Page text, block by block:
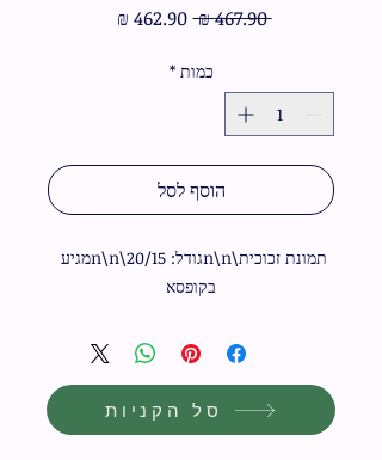
‏467.90 ‏₪
מחיר
‏462.90 ‏₪
כמות *
הוסף לסל
בקופסא
סל הקניות